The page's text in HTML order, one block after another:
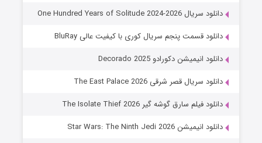
دانلود سریال One Hundred Years of Solitude 2024-2026
دانلود قسمت پنجم سریال کوری با کیفیت عالی BluRay
دانلود انیمیشن دکورادو Decorado 2025
دانلود سریال قصر شرقی The East Palace 2026
دانلود فیلم سارق گوشه گیر The Isolate Thief 2026
دانلود انیمیشن Star Wars: The Ninth Jedi 2026